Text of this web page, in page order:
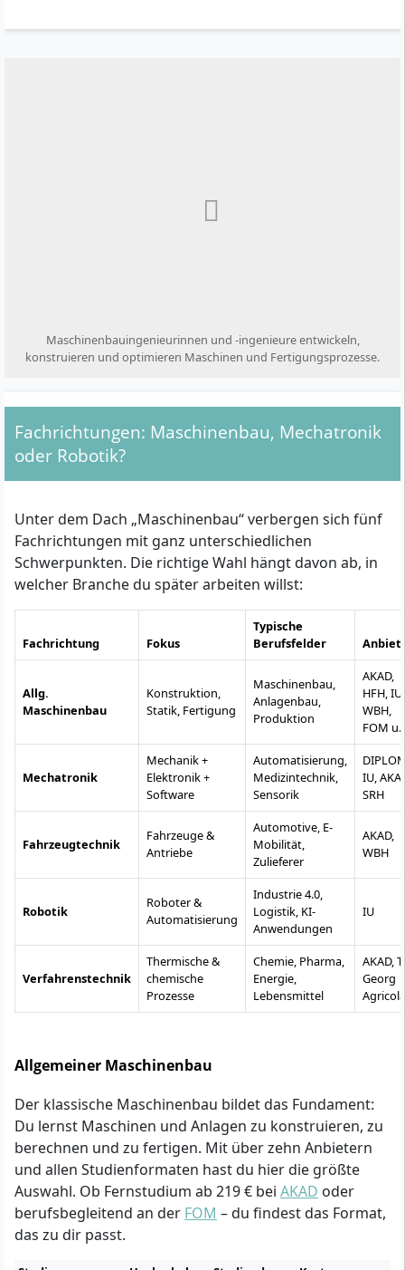
Maschinenbauingenieurinnen und -ingenieure entwickeln,
konstruieren und optimieren Maschinen und Fertigungsprozesse.
Fachrichtungen: Maschinenbau, Mechatronik
oder Robotik?
Unter dem Dach „Maschinenbau“ verbergen sich fünf
Fachrichtungen mit ganz unterschiedlichen
Schwerpunkten. Die richtige Wahl hängt davon ab, in
welcher Branche du später arbeiten willst:
Fachrichtung Fokus
Typische
Berufsfelder
Allg.
Maschinenbau
Konstruktion,
Statik, Fertigung
Maschinenbau,
Anlagenbau,
Produktion
AKAD,
HFH, IU,
WBH,
FOM u.
Mechatronik
Mechanik +
Elektronik +
Software
Automatisierung,
Medizintechnik,
Sensorik
IU,
SRH
Fahrzeugtechnik
Fahrzeuge &
Antriebe
Automotive, E-
Mobilität,
Zulieferer
AKAD,
WBH
Robotik
Roboter &
Automatisierung
Industrie 4.0,
Logistik, KI-
Anwendungen
IU
Verfahrenstechnik
Thermische &
chemische
Prozesse
Chemie, Pharma,
Energie,
Lebensmittel
AKAD,
Georg
Agricola
Allgemeiner Maschinenbau
Der klassische Maschinenbau bildet das Fundament:
Du lernst Maschinen und Anlagen zu konstruieren, zu
berechnen und zu fertigen. Mit über zehn Anbietern
und allen Studienformaten hast du hier die größte
Auswahl. Ob Fernstudium ab 219 € bei AKAD oder
berufsbegleitend an der FOM – du findest das Format,
das zu dir passt.